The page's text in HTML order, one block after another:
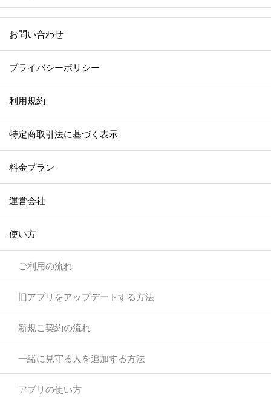
お問い合わせ
プライバシーポリシー
利用規約
特定商取引法に基づく表示
料金プラン
運営会社
使い方
ご利用の流れ
旧アプリをアップデートする方法
新規ご契約の流れ
一緒に見守る人を追加する方法
アプリの使い方